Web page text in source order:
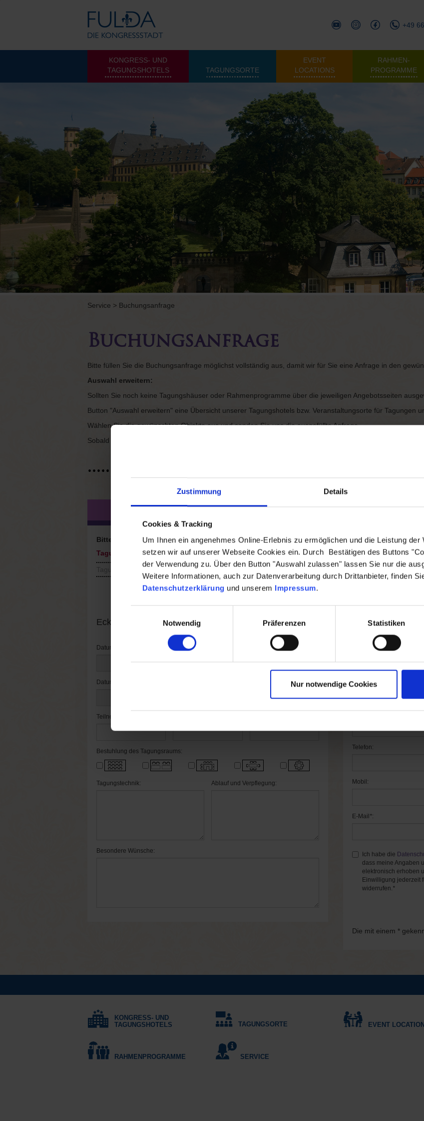
Zustimmung Details
Cookies & Tracking
Um Ihnen ein angenehmes Online-Erlebnis zu ermöglichen und die Leistung
setzen wir auf unserer Webseite Cookies ein. Durch Bestätigen des Buttons
der Verwendung zu. Über den Button "Auswahl zulassen" lassen Sie nur die
Weitere Informationen, auch zur Datenverarbeitung durch Drittanbieter, finden
Datenschutzerklärung und unserem Impressum.
Notwendig
Präferenzen Statistiken
Nur notwendige Cookies
+49
KONGRESS- UND
TAGUNGSHOTELS
TAGUNGSORTE
EVENT
LOCATIONS
RAHMEN­
PROGRAMME
Service > Buchungsanfrage
Buchungsanfrage
Bitte füllen Sie die Buchungsanfrage möglichst vollständig aus, damit wir für Sie eine Anfrage in den
Auswahl erweitern:
Sollten Sie noch keine Tagungshäuser oder Rahmenprogramme über die jeweiligen Angebotsseiten
Button "Auswahl erweitern" eine Übersicht unserer Tagungshotels bzw. Veranstaltungsorte für Tagungen
Wählen Sie die gewünschten Objekte aus und senden Sie uns die ausgefüllte Anfrage.
Sobald wir uns über die freien Kapazitäten informiert haben, unterbreiten wir Ihnen gerne ein schriftliches
BUCHUNGSANFRAGE
Bitte unterbreiten Sie mir ein Angebot für folgende Objekte:
Tagungs- und Kongresshotels
TagungsKloster Frauenberg
Auswahl erweitern
Eckdaten zur Tagung
Datum von:
Datum bis:
Teilnehmerzahl:
Bestuhlung des Tagungsraums:
Tagungstechnik: Ablauf und Verpflegung:
Besondere Wünsche:
Anrede*
Vorname*:
Straße/Hausnummer
Land*:
Telefon:
Mobil:
E-Mail *:
Ich habe die
dass meine Angaben
elektronisch erhoben
Einwilligung jederzeit
widerrufen.*
Die mit einem *
KONGRESS- UND
TAGUNGSHOTELS
TAGUNGSORTE EVENT
RAHMENPROGRAMME SERVICE